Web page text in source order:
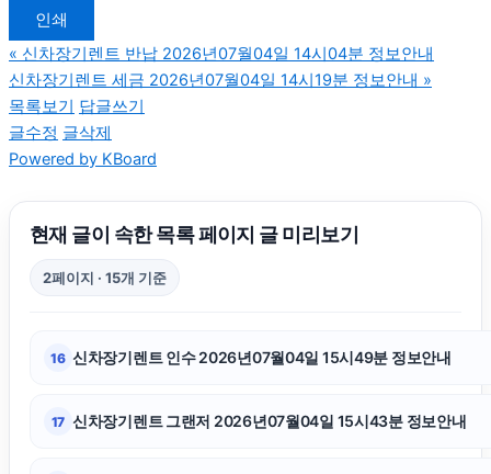
상간남소송
인스타그램 팔로워
강아지파양
의정부형사변호사
인쇄
« 신차장기렌트 반납 2026년07월04일 14시04분 정보안내
신차장기렌트 세금 2026년07월04일 14시19분 정보안내 »
목록보기 답글쓰기
글수정 글삭제
Powered by KBoard
현재 글이 속한 목록 페이지 글 미리보기
2페이지 · 15개 기준
16 신차장기렌트 인수 2026년07월04일 15시49분 정보안내
17 신차장기렌트 그랜저 2026년07월04일 15시43분 정보안내